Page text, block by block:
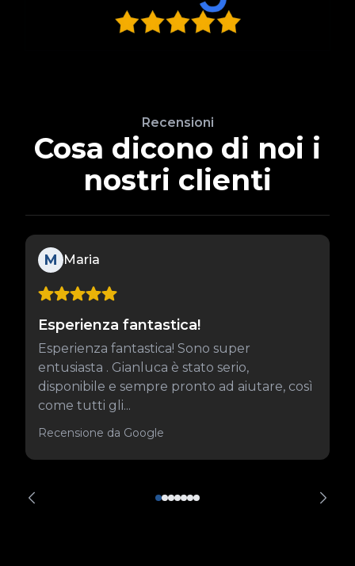
Recensioni
Cosa dicono di noi i
nostri clienti
M Maria
Esperienza fantastica!
Esperienza fantastica! Sono super
entusiasta . Gianluca è stato serio,
disponibile e sempre pronto ad aiutare, così
come tutti gli...
Recensione da Google